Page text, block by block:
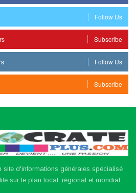
Follow Us
Subscribe
Follow Us
Subscribe
site d'informations générales spécialisé
sur le plan local, régional et mondial.